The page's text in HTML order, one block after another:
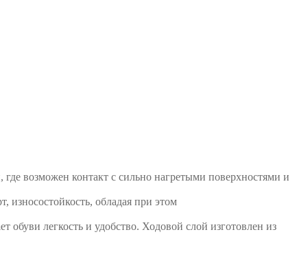
возможен контакт с сильно нагретыми поверхностями и
износостойкость, обладая при этом
легкость и удобство. Ходовой слой изготовлен из